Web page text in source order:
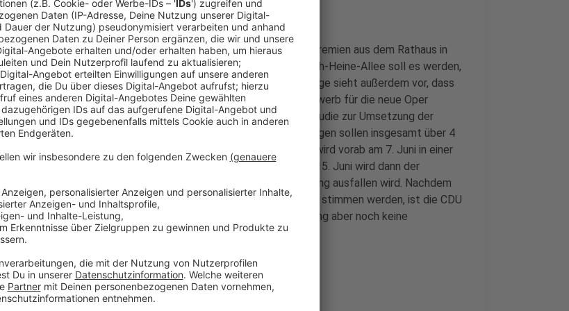
Wahrscheinlich auch schon in einer Wochen, wenn verschiedene Gremien aus dem Rathaus in
einer gemeinsamen Sitzung beraten. Klar ist: Der Standort Heinrich-Heine-Allee soll es werden,
wenn die Entscheidung für einen Neubau fällt. Die Beschlussvorlage sieht außerdem vor, dass
die Verwaltung beauftragt werden soll, einen Architektenwettbewerb für die neue Oper
vorzubereiten. Zudem soll die Durchführung einer Machbarkeitsstudie zur Umsetzung der
Interimsspielstätte beschlossen werden. Für die weiteren Planungen sollen insgesamt über 4
Millionen Euro bereitgestellt werden. Über die Beschlussvorlage wird vorab am 7. Juni in einer
gemeinsamen Sitzung der verschiedenen Gremien diskutiert. Am 15. Juni wird dann der
Stadtrat darüber entscheiden. Noch ist unklar, wie die Entscheidung ausfallen wird. Nachdem
die GRÜNEN bekannt gegeben haben, dass sie gegen den Neubau stimmen werden, ist die CDU
vor allem auf die Stimmen von der SPD angewiesen. Die hat bislang aber noch keine
Entscheidung verkündet.
Anzeige